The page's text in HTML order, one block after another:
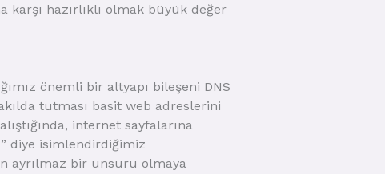
hazırlıklı olmak büyük değer
önemli bir altyapı bileşeni DNS
tutması basit web adreslerini
internet sayfalarına
diye isimlendirdiğimiz
ayrılmaz bir unsuru olmaya